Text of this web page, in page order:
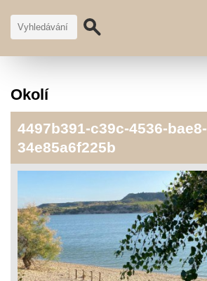
Okolí
4497b391-c39c-4536-bae8-
34e85a6f225b